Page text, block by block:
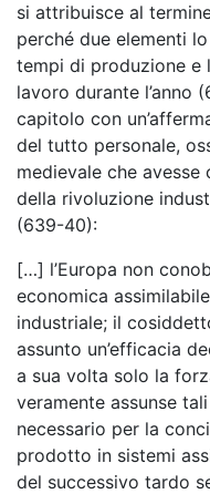
si attribuisce al
perché due elementi
tempi di produzione e
lavoro durante l’anno
capitolo con
del tutto personale,
medievale che
della rivoluzione
(639-40):
[…] l’Europa non
economica
industriale; il
assunto un’efficacia
a sua volta solo la
veramente assunse
necessario per la
prodotto in sistemi
del successivo tardo